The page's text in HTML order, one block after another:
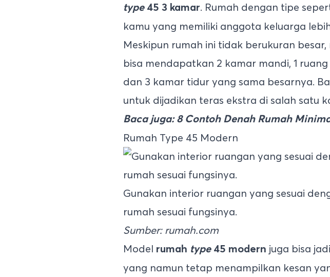
type 45 3 kamar. Rumah dengan tipe
kamu yang memiliki anggota keluarga
Meskipun rumah ini tidak berukuran
bisa mendapatkan 2 kamar mandi, 1
dan 3 kamar tidur yang sama besarnya.
untuk dijadikan teras ekstra di salah satu
Baca juga: 8 Contoh Denah Rumah
Rumah Type 45 Modern
Gunakan interior ruangan yang sesuai
rumah sesuai fungsinya.
Sumber: rumah.com
Model rumah type 45 modern juga bisa
yang namun tetap menampilkan kesan